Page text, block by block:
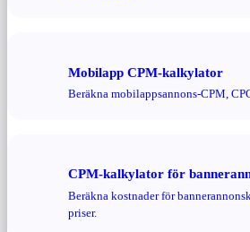
Mobilapp CPM-kalkylator
Beräkna mobilappsannons-CPM,
CPM-kalkylator för
Beräkna kostnader för
priser.